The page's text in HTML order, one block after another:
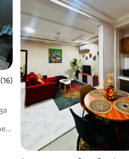
оценка: 4,94 от 5, 16 отзива